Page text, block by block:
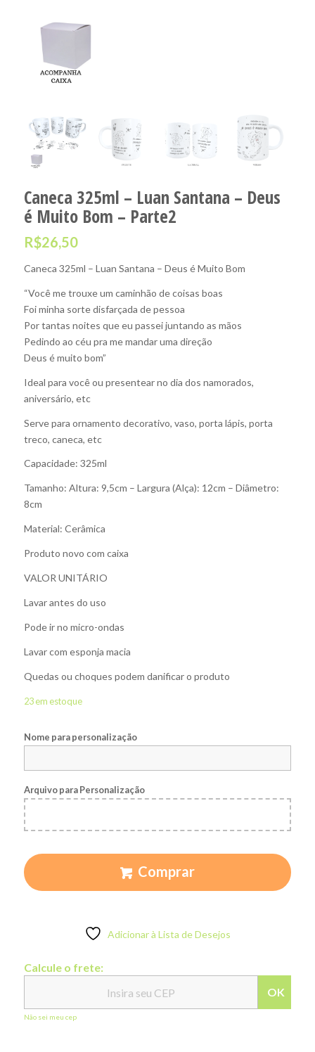
Caneca 325ml – Luan Santana – Deus
é Muito Bom – Parte2
R$26,50
Caneca 325ml – Luan Santana – Deus é Muito Bom
“Você me trouxe um caminhão de coisas boas
Foi minha sorte disfarçada de pessoa
Por tantas noites que eu passei juntando as mãos
Pedindo ao céu pra me mandar uma direção
Deus é muito bom”
Ideal para você ou presentear no dia dos namorados,
aniversário, etc
Serve para ornamento decorativo, vaso, porta lápis, porta
treco, caneca, etc
Capacidade: 325ml
Tamanho: Altura: 9,5cm – Largura (Alça): 12cm – Diâmetro:
8cm
Material: Cerâmica
Produto novo com caixa
VALOR UNITÁRIO
Lavar antes do uso
Pode ir no micro-ondas
Lavar com esponja macia
Quedas ou choques podem danificar o produto
23 em estoque
Nome para personalização
Arquivo para Personalização
Comprar
Adicionar à Lista de Desejos
Calcule o frete:
OK
Não sei meu cep